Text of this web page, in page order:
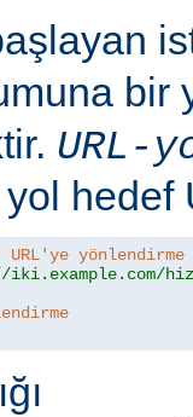
bir
URL-
hedef
yönlendirme